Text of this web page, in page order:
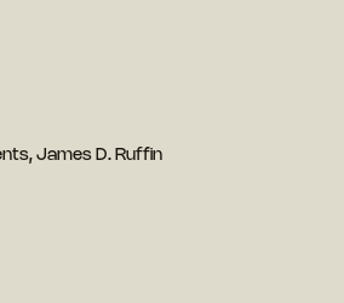
James D. Ruffin